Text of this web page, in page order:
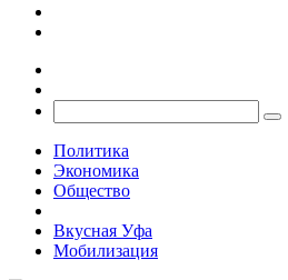
Политика
Экономика
Общество
Вкусная Уфа
Мобилизация